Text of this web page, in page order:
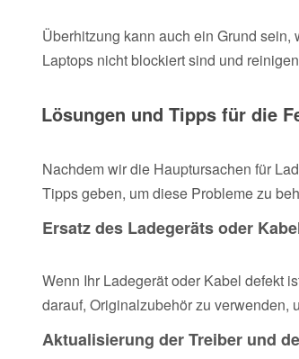
Überhitzung kann auch ein Grund
Laptops nicht blockiert sind und
Lösungen und Tipps für die
Nachdem wir die Hauptursachen für
Tipps geben, um diese Probleme zu
Ersatz des Ladegeräts oder
Wenn Ihr Ladegerät oder Kabel defekt
darauf, Originalzubehör zu verwenden,
Aktualisierung der Treiber und